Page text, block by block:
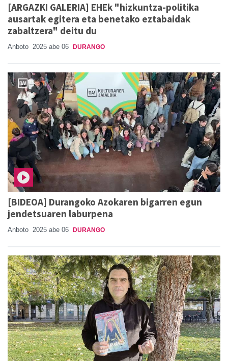
[ARGAZKI GALERIA] EHEk "hizkuntza-politika
ausartak egitera eta benetako eztabaidak
zabaltzera" deitu du
Anboto 2025 abe 06 DURANGO
[BIDEOA] Durangoko Azokaren bigarren egun
jendetsuaren laburpena
Anboto 2025 abe 06 DURANGO